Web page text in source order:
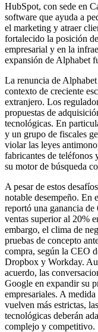
HubSpot, con sede en
software que ayuda a
el marketing y atraer
fortalecido la posición
empresarial y en la
expansión de Alphabet
La renuncia de
contexto de creciente
extranjero. Los
propuestas de
tecnológicas. En
y un grupo de fiscales
violar las leyes
fabricantes de teléfonos
su motor de búsqueda
A pesar de estos
notable desempeño. En
reportó una ganancia
ventas superior al 20%
embargo, el clima de
pruebas de concepto
compra, según la CEO
Dropbox y Workday.
acuerdo, las
Google en expandir su
empresariales. A
vuelven más estrictas,
tecnológicas deberán
complejo y competitivo.